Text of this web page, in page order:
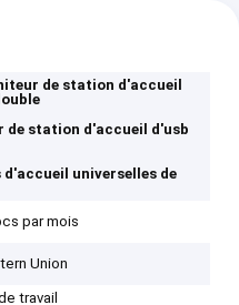
de station d'accueil
de station d'accueil d'usb
universelles de
par mois
Union
travail